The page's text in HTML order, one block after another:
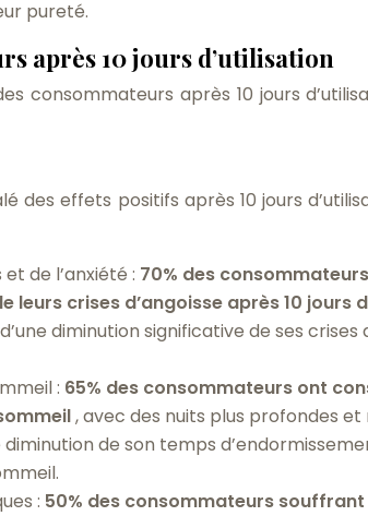
pureté.
après 10 jours d’utilisation
consommateurs après 10 jours
des effets positifs après 10 jours
de l’anxiété : 70% des
crises d’angoisse après 10 jours
diminution significative de ses crises
: 65% des consommateurs ont
, avec des nuits plus profondes
de son temps
: 50% des consommateurs